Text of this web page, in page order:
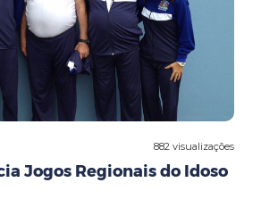
882 visualizações
Jogos Regionais do Idoso